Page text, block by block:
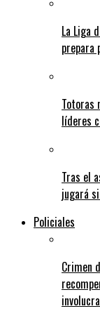
La Liga
prepara
Totoras
líderes
Tras el
jugará
Policiales
Crimen